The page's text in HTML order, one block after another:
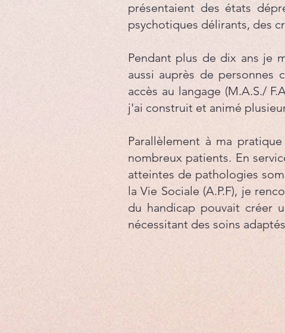
présentaient des états
psychotiques délirants, des
​Pendant plus de dix ans je
aussi auprès de personnes
accès au langage (M.A.S./
j'ai construit et animé
Parallèlement à ma
nombreux patients. En
atteintes de pathologies
la Vie Sociale (A.P.F), je
du handicap pouvait créer
nécessitant des soins